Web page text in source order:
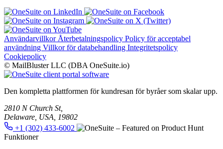
Användarvillkor Återbetalningspolicy Policy för acceptabel
användning Villkor för databehandling Integritetspolicy
Cookiepolicy
© MailBluster LLC (DBA OneSuite.io)
Den kompletta plattformen för kundresan för byråer som skalar upp.
2810 N Church St,
Delaware, USA, 19802
+1 (302) 433-6002
Funktioner